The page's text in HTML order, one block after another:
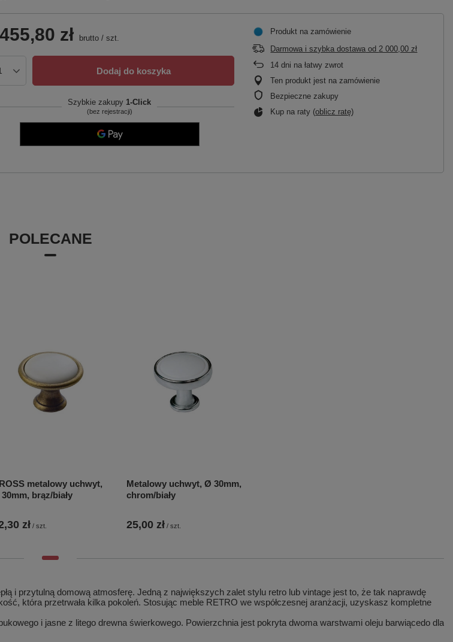
zł brutto/ szt.
Dodaj do koszyka
Szybkie zakupy 1-Click
(bez rejestracji)
Produkt na zamówienie
Darmowa i szybka dostawa od2 000,00 zł
14 dni na łatwy zwrot
Ten produkt jest na zamówienie
Bezpieczne zakupy
Kup na raty (oblicz ratę)
POLECANE
metalowy uchwyt,
brąz/biały
zł / szt.
Metalowy uchwyt, Ø 30mm,
chrom/biały
25,00 zł / szt.
i przytulną domową atmosferę. Jedną z największych zalet stylu retro lub vintage jest to, że tak naprawdę
która przetrwała kilka pokoleń. Stosując meble RETRO we współczesnej aranżacji, uzyskasz kompletne
i jasne z litego drewna świerkowego. Powierzchnia jest pokryta dwoma warstwami oleju barwiącedo dla